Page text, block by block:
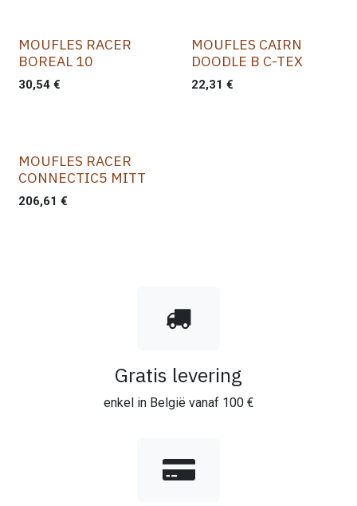
MOUFLES RACER
BOREAL 10
30,54 €
MOUFLES CAIRN
DOODLE B C-TEX
22,31 €
MOUFLES RACER
CONNECTIC5 MITT
206,61 €
Gratis levering
enkel in België vanaf 100 €